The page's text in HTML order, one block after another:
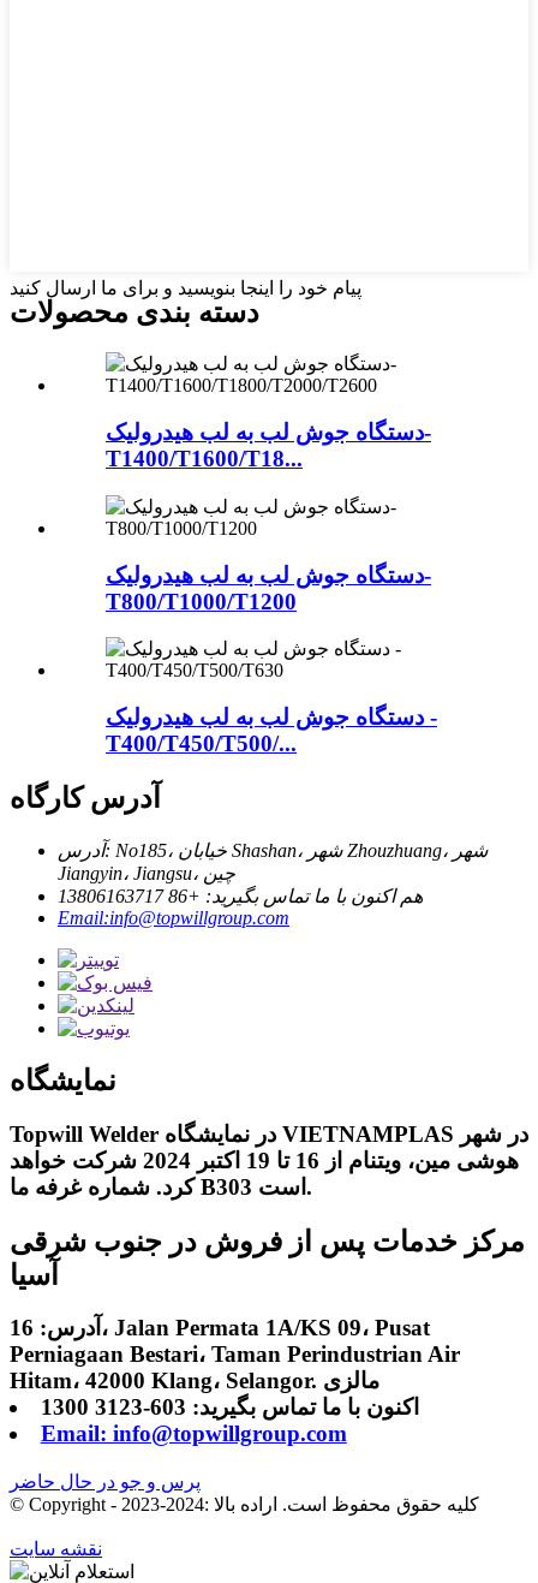
پیام خود را اینجا بنویسید و برای ما ارسال کنید
دسته بندی محصولات
دستگاه جوش لب به لب هیدرولیک-
T1400/T1600/T18...
دستگاه جوش لب به لب هیدرولیک-
T800/T1000/T1200
دستگاه جوش لب به لب هیدرولیک -
T400/T450/T500/...
آدرس کارگاه
آدرس: No185، خیابان Shashan، شهر Zhouzhuang، شهر
Jiangyin، Jiangsu، چین
هم اکنون با ما تماس بگیرید: +86 13806163717
Email:info@topwillgroup.com
نمایشگاه
Topwill Welder در نمایشگاه VIETNAMPLAS در شهر
هوشی مین، ویتنام از 16 تا 19 اکتبر 2024 شرکت خواهد
کرد. شماره غرفه ما B303 است.
مرکز خدمات پس از فروش در جنوب شرقی
آسیا
آدرس: 16، Jalan Permata 1A/KS 09، Pusat
Perniagaan Bestari، Taman Perindustrian Air
Hitam، 42000 Klang، Selangor. مالزی
اکنون با ما تماس بگیرید: 603-3123 1300
Email: info@topwillgroup.com
پرس و جو در حال حاضر
© Copyright - 2023-2024: کلیه حقوق محفوظ است. اراده بالا
نقشه سایت